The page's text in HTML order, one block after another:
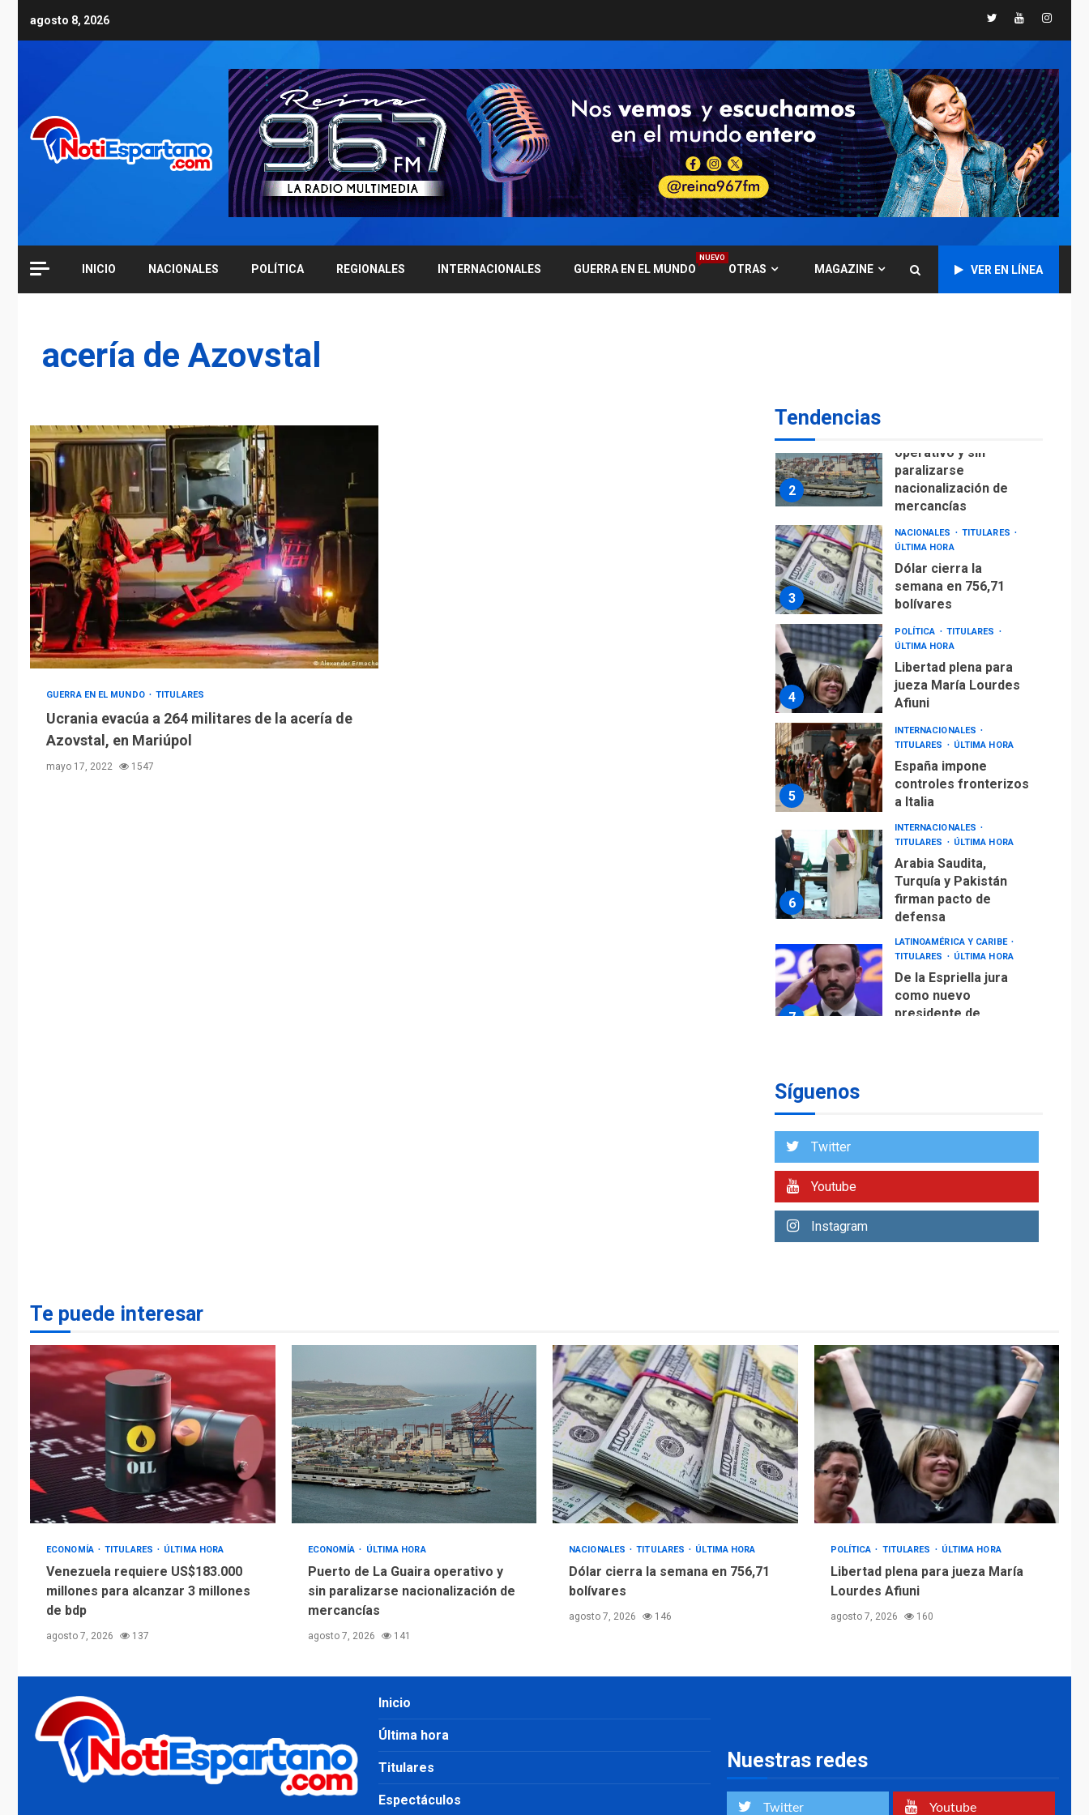
agosto 8, 2026 TwitterYoutube
INICIO NACIONALES POLÍTICA REGIONALES INTERNACIONALES GUERRA EN EL MUNDO
NUEVO
OTRAS MAGAZINE VER EN LÍNEA
acería de Azovstal
GUERRA EN EL MUNDO TITULARES
Ucrania evacúa a 264 militares de la acería de
Azovstal, en Mariúpol
mayo 17, 2022 1547
Tendencias
5
controles fronterizos
a Italia
6
INTERNACIONALES
TITULARES
ÚLTIMA HORA
Arabia Saudita,
Turquía y Pakistán
firman pacto de
defensa
LATINOAMÉRICA Y CARIBE
TITULARES
ÚLTIMA HORA
De la Espriella jura
Colombia
2
operativo y sin
paralizarse
nacionalización de
mercancías
3
NACIONALES
TITULARES
ÚLTIMA HORA
Dólar cierra la
semana en 756,71
bolívares
4
POLÍTICA
TITULARES
ÚLTIMA HORA
Libertad plena para
jueza María Lourdes
Afiuni
5
INTERNACIONALES
TITULARES
ÚLTIMA HORA
España impone
controles fronterizos
a Italia
6
INTERNACIONALES
TITULARES
ÚLTIMA HORA
Arabia Saudita,
Turquía y Pakistán
firman pacto de
defensa
7
LATINOAMÉRICA Y CARIBE
TITULARES
ÚLTIMA HORA
De la Espriella jura
como nuevo
presidente de
1
para alcanzar 3
2
ECONOMÍA ÚLTIMA HORA
operativo y sin
nacionalización de
3
semana en 756,71
bolívares
4
POLÍTICA
TITULARES
ÚLTIMA HORA
Libertad plena para
jueza María Lourdes
Afiuni
INTERNACIONALES
TITULARES
ÚLTIMA HORA
España impone
controles fronterizos
Síguenos
Twitter
Youtube
Instagram
Te puede interesar
ECONOMÍA TITULARES ÚLTIMA HORA
Venezuela requiere US$183.000
millones para alcanzar 3 millones
de bdp
agosto 7, 2026 137
ECONOMÍA ÚLTIMA HORA
Puerto de La Guaira operativo y
sin paralizarse nacionalización de
mercancías
agosto 7, 2026 141
NACIONALES TITULARES ÚLTIMA HORA
Dólar cierra la semana en 756,71
bolívares
agosto 7, 2026 146
POLÍTICA TITULARES ÚLTIMA HORA
Libertad plena para jueza María
Lourdes Afiuni
agosto 7, 2026 160
Inicio
Última hora
Titulares
Espectáculos
Nuestras redes
Twitter Youtube